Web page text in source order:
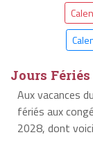
Jours Fériés
Aux vacances
fériés aux
2028, dont